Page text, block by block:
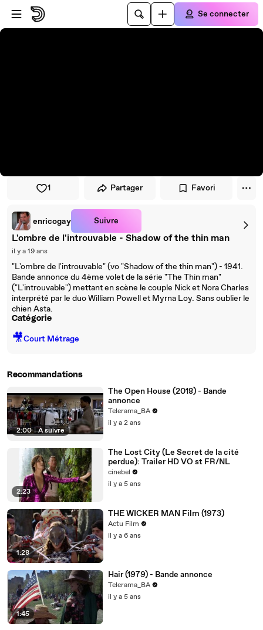
Passer au player
Passer au contenu principal
Se connecter
1 Partager Favori
enricogay Suivre
L'ombre de l'introuvable - Shadow of the thin man
il y a 19 ans
"L'ombre de l'introuvable" (vo "Shadow of the thin man") - 1941.
Bande annonce du 4ème volet de la série "The Thin man"
("L'introuvable") mettant en scène le couple Nick et Nora Charles
interprété par le duo William Powell et Myrna Loy. Sans oublier le
chien Asta.
Catégorie
🎥Court Métrage
Recommandations
2:00 | À suivre
The Open House (2018) - Bande
annonce
Telerama_BA
il y a 2 ans
2:23
The Lost City (Le Secret de la cité
perdue): Trailer HD VO st FR/NL
cinebel
il y a 5 ans
1:28
THE WICKER MAN Film (1973)
Actu Film
il y a 6 ans
1:45
Hair (1979) - Bande annonce
Telerama_BA
il y a 5 ans